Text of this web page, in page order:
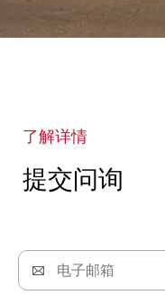
了解详情
提交问询